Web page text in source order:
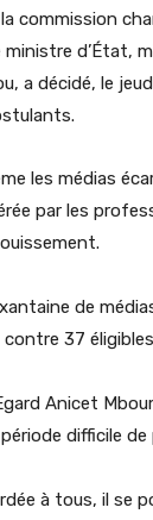
commission
ministre d’État,
a décidé, le
les médias
par les
de
37
Anicet
difficile de
à tous, il se